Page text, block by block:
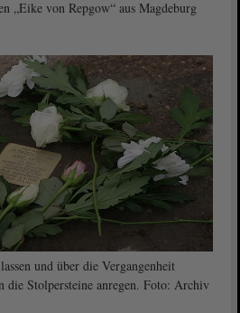
„Eike von Repgow“ aus Magdeburg
und über die Vergangenheit
die Stolpersteine anregen. Foto: Archiv